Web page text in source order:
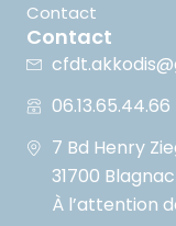
Contact
Contact
06.13.65.44.66
7 Bd Henry
31700 Blagnac
À l’attention